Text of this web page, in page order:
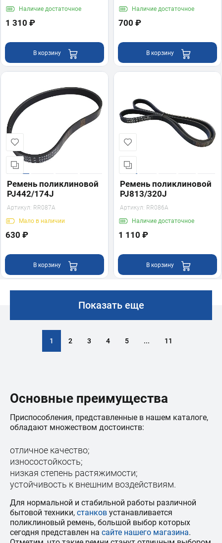
Наличие достаточное
1 310 ₽
В корзину
Наличие достаточное
700 ₽
В корзину
Ремень поликлиновой
PJ442/174J
Артикул: RR087A
Мало в наличии
630 ₽
В корзину
Ремень поликлиновой
PJ813/320J
Артикул: RR086A
Наличие достаточное
1 110 ₽
В корзину
Показать еще
1 2 3 4 5 ... 11
Основные преимущества
Приспособления, представленные в нашем каталоге,
обладают множеством достоинств:
отличное качество;
износостойкость;
низкая степень растяжимости;
устойчивость к внешним воздействиям.
Для нормальной и стабильной работы различной
бытовой техники, станков устанавливается
поликлиновый ремень, большой выбор которых
сегодня представлен на сайте нашего магазина.